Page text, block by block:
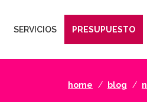
SERVICIOS PRESUPUESTO
home blog